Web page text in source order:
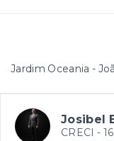
Jardim Oceania -
Josibel
CRECI -